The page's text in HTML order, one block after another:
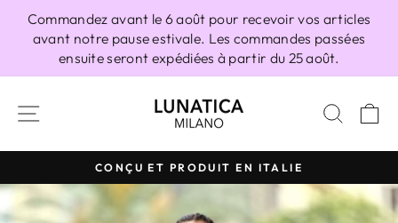
contenu
Commandez avant le 6 août pour recevoir vos articles
avant notre pause estivale. Les commandes passées
ensuite seront expédiées à partir du 25 août.
Diaporama
Pause
CONÇU ET PRODUIT EN ITALIE